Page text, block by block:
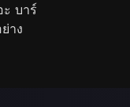
ะ บาร์
าง